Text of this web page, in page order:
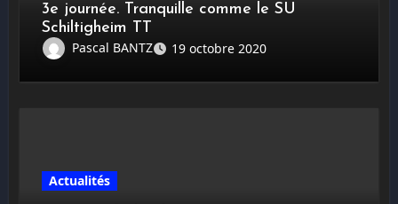
3e journée. Tranquille comme le SU
Schiltigheim TT
Pascal BANTZ
19 octobre 2020
Actualités